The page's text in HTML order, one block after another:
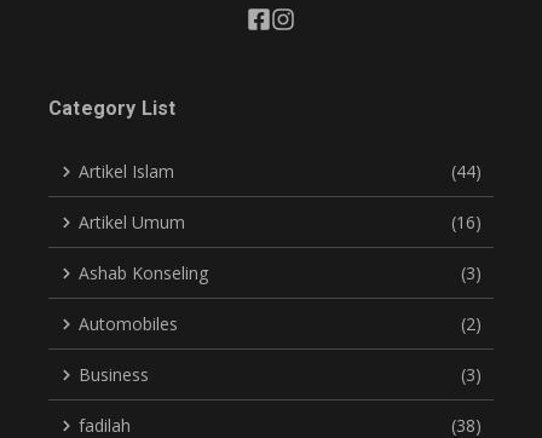
Category List
Artikel Islam (44)
Artikel Umum (16)
Ashab Konseling (3)
Automobiles (2)
Business (3)
fadilah (38)